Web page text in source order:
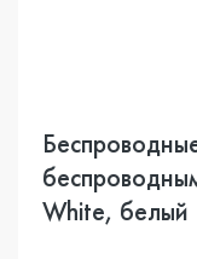
White, белый